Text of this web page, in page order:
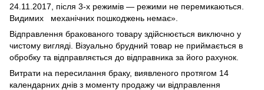
24.11.2017, після 3-х режимів — режими не перемикаються.
Видимих механічних пошкоджень немає».
Відправлення бракованого товару здійснюється виключно у
чистому вигляді. Візуально брудний товар не приймається в
обробку та відправляється до відправника за його рахунок.
Витрати на пересилання браку, виявленого протягом 14
календарних днів з моменту продажу чи відправлення